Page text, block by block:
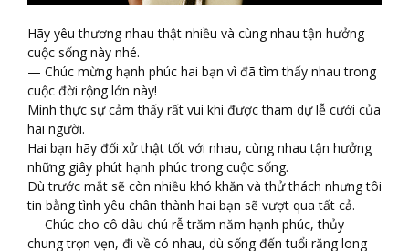
Hãy yêu thương nhau thật nhiều và cùng nhau tận hưởng
cuộc sống này nhé.
— Chúc mừng hạnh phúc hai bạn vì đã tìm thấy nhau trong
cuộc đời rộng lớn này!
Mình thực sự cảm thấy rất vui khi được tham dự lễ cưới của
hai người.
Hai bạn hãy đối xử thật tốt với nhau, cùng nhau tận hưởng
những giây phút hạnh phúc trong cuộc sống.
Dù trước mắt sẽ còn nhiều khó khăn và thử thách nhưng tôi
tin bằng tình yêu chân thành hai bạn sẽ vượt qua tất cả.
— Chúc cho cô dâu chú rễ trăm năm hạnh phúc, thủy
chung trọn vẹn, đi về có nhau, dù sống đến tuổi răng long